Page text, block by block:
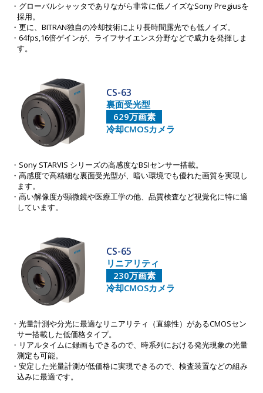
グローバルシャッタでありながら非常に低ノイズなSony Pregiusを
採用。
更に、BITRAN独自の冷却技術により長時間露光でも低ノイズ。
64fps,16倍ゲインが、ライフサイエンス分野などで威力を発揮しま
す。
CS-63
裏面受光型
629万画素
冷却CMOSカメラ
Sony STARVIS シリーズの高感度なBSIセンサー搭載。
高感度で高精細な裏面受光型が、暗い環境でも優れた画質を実現し
ます。
高い解像度が顕微鏡や医療工学の他、品質検査など視覚化に特に適
しています。
CS-65
リニアリティ
230万画素
冷却CMOSカメラ
光量計測や分光に最適なリニアリティ（直線性）があるCMOSセン
サー搭載した低価格タイプ。
リアルタイムに録画もできるので、時系列における発光現象の光量
測定も可能。
安定した光量計測が低価格に実現できるので、検査装置などの組み
込みに最適です。